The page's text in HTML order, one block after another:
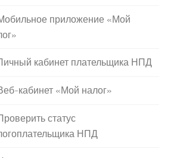
приложение «Мой
кабинет плательщика НПД
кабинет «Мой налог»
статус
НПД